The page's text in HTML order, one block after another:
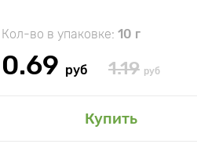
Кол-во в упаковке: 10 г
0.69 руб 1.19 руб
Купить